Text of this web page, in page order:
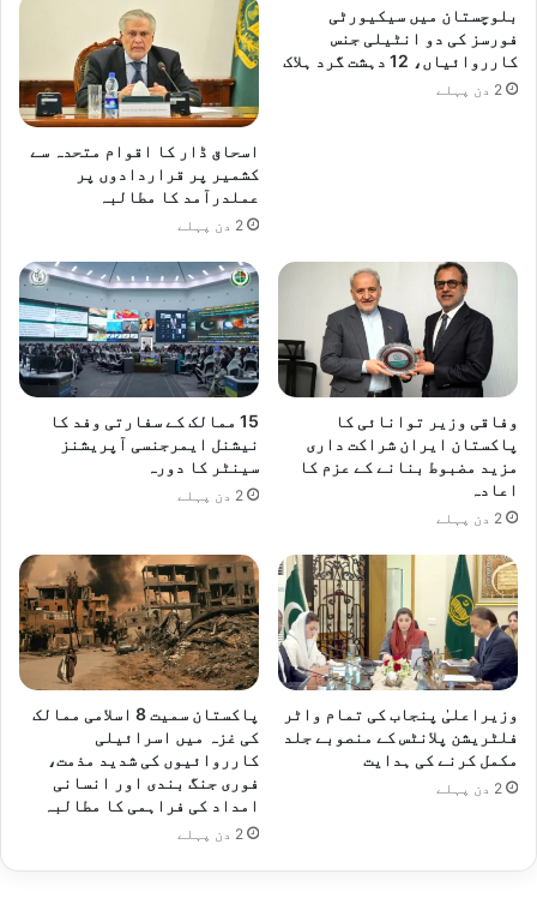
بلوچستان میں سیکیورٹی
فورسز کی دو انٹیلی جنس
کارروائیاں، 12 دہشت گرد ہلاک
2 دن پہلے
اسحاق ڈار کا اقوام متحدہ سے
کشمیر پر قراردادوں پر
عملدرآمد کا مطالبہ
2 دن پہلے
وفاقی وزیر توانائی کا
پاکستان ایران شراکت داری
مزید مضبوط بنانے کے عزم کا
اعادہ
2 دن پہلے
15 ممالک کے سفارتی وفد کا
نیشنل ایمرجنسی آپریشنز
سینٹر کا دورہ
2 دن پہلے
وزیراعلیٰ پنجاب کی تمام واٹر
فلٹریشن پلانٹس کے منصوبے جلد
مکمل کرنے کی ہدایت
2 دن پہلے
پاکستان سمیت 8 اسلامی ممالک
کی غزہ میں اسرائیلی
کارروائیوں کی شدید مذمت،
فوری جنگ بندی اور انسانی
امداد کی فراہمی کا مطالبہ
2 دن پہلے